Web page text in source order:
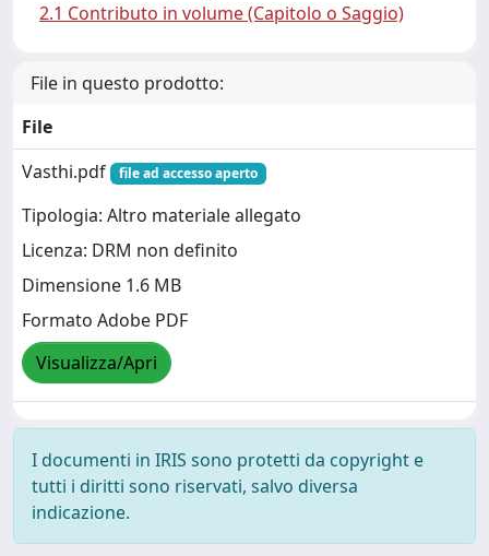
2.1 Contributo in volume (Capitolo o Saggio)
File in questo prodotto:
File
Vasthi.pdf
file ad accesso aperto
Tipologia: Altro materiale allegato
Licenza: DRM non definito
Dimensione 1.6 MB
Formato Adobe PDF
Visualizza/Apri
I documenti in IRIS sono protetti da copyright e
tutti i diritti sono riservati, salvo diversa
indicazione.